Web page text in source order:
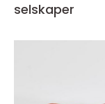
selskaper